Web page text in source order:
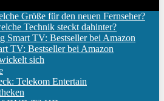
Größe für den neuen Fernseher?
Technik steckt dahinter?
Smart TV: Bestseller bei Amazon
TV: Bestseller bei Amazon
sich
Telekom Entertain